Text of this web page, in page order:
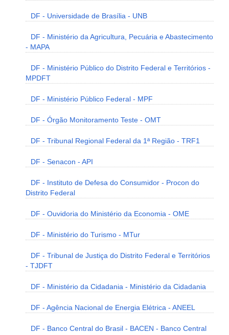
DF - Universidade de Brasília - UNB
DF - Ministério da Agricultura, Pecuária e Abastecimento
- MAPA
DF - Ministério Público do Distrito Federal e Territórios -
MPDFT
DF - Ministério Público Federal - MPF
DF - Órgão Monitoramento Teste - OMT
DF - Tribunal Regional Federal da 1ª Região - TRF1
DF - Senacon - API
DF - Instituto de Defesa do Consumidor - Procon do
Distrito Federal
DF - Ouvidoria do Ministério da Economia - OME
DF - Ministério do Turismo - MTur
DF - Tribunal de Justiça do Distrito Federal e Territórios
- TJDFT
DF - Ministério da Cidadania - Ministério da Cidadania
DF - Agência Nacional de Energia Elétrica - ANEEL
DF - Banco Central do Brasil - BACEN - Banco Central